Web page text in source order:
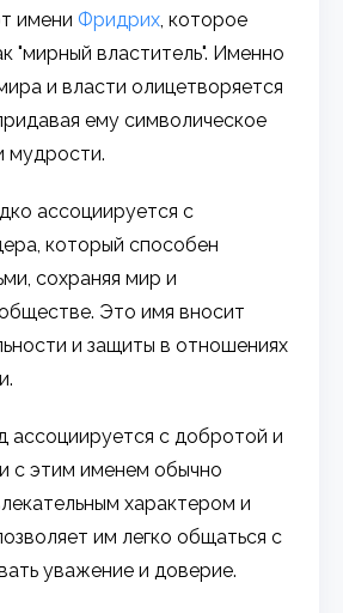
имениФридрих, которое
"мирный властитель". Именно
и власти олицетворяется
ему символическое
мудрости.
ассоциируется с
который способен
сохраняя мир и
Это имя вносит
и защиты в отношениях
ассоциируется с добротой и
с этим именем обычно
характером и
им легко общаться с
уважение и доверие.